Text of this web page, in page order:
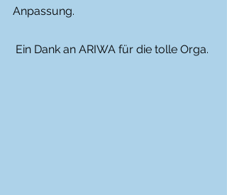
Anpassung.
Ein Dank an ARIWA für die tolle Orga.